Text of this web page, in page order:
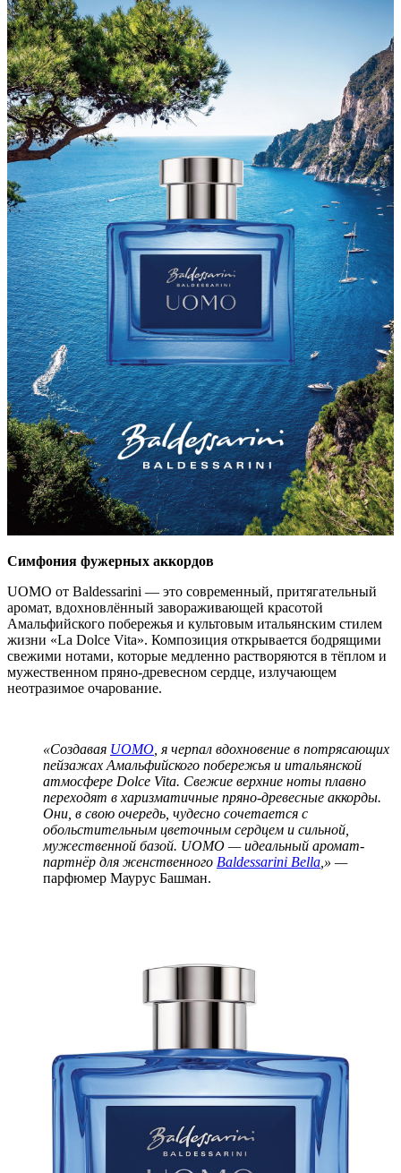
Симфония фужерных аккордов
UOMO от Baldessarini — это современный, притягательный
аромат, вдохновлённый завораживающей красотой
Амальфийского побережья и культовым итальянским стилем
жизни «La Dolce Vita». Композиция открывается бодрящими
свежими нотами, которые медленно растворяются в тёплом и
мужественном пряно-древесном сердце, излучающем
неотразимое очарование.
«Создавая UOMO , я черпал вдохновение в потрясающих
пейзажах Амальфийского побережья и итальянской
атмосфере Dolce Vita. Свежие верхние ноты плавно
переходят в харизматичные пряно-древесные аккорды.
Они, в свою очередь, чудесно сочетается с
обольстительным цветочным сердцем и сильной,
мужественной базой. UOMO — идеальный аромат-
партнёр для женственного Baldessarini Bella ,» —
парфюмер Маурус Башман.